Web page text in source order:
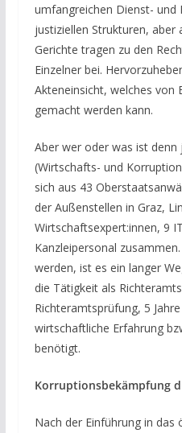
umfangreichen Dienst- und
justiziellen Strukturen, aber
Gerichte tragen zu den
Einzelner bei.
Akteneinsicht, welches von
gemacht werden kann.
Aber wer oder was ist denn
(Wirtschafts- und
sich aus 43
der Außenstellen in Graz,
Wirtschaftsexpert:innen, 9
Kanzleipersonal
werden, ist es ein langer
die Tätigkeit als
Richteramtsprüfung, 5
wirtschaftliche Erfahrung
benötigt.
Korruptionsbekämpfung
Nach der Einführung in das